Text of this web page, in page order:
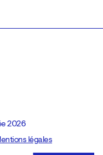
2026
légales